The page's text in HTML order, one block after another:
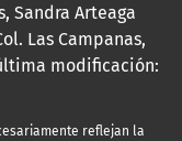
Sandra Arteaga
Las Campanas,
modificación:
reflejan la